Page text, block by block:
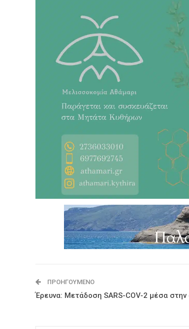
ΠΡΟΗΓΟΎΜΕΝΟ
Έρευνα: Μετάδοση SARS-COV-2 μέσα στην